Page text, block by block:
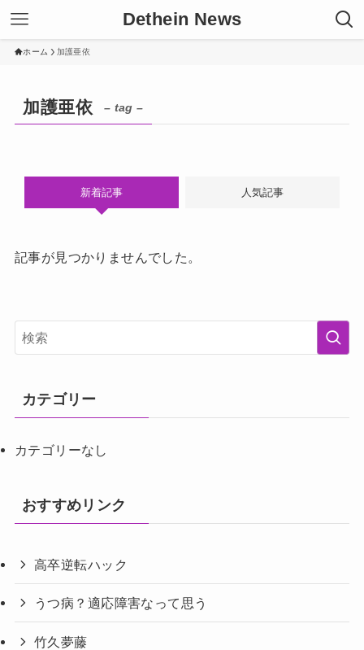
Dethein News
ホーム 加護亜依
加護亜依 – tag –
新着記事 人気記事
記事が見つかりませんでした。
カテゴリー
カテゴリーなし
おすすめリンク
高卒逆転ハック
うつ病？適応障害なって思う
竹久夢藤